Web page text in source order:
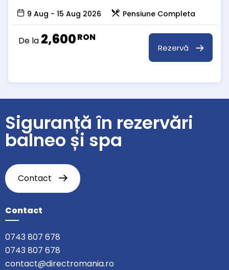
9 Aug - 15 Aug 2026
Pensiune Completa
De la 2,600RON
Rezervă
Siguranță în rezervări
balneo și spa
Contact
Contact
0743 807 678
0743 807 678
contact@directromania.ro